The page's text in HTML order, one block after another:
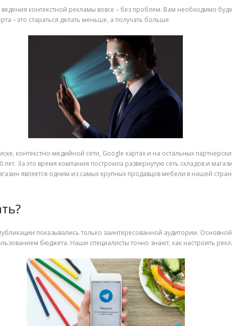
контекстной рекламы вовсе – без проблем. Вам необходимо
– это стараться делать меньше, а получать больше.
контекстно-медийной сети, Google картах и на остальных
За это время компания построила развернутую сеть складов и
является одним из самых крупных продавцов мебели в нашей
показывались только заинтересованной аудитории.
бюджета. Наши специалисты точно знают, как настроить